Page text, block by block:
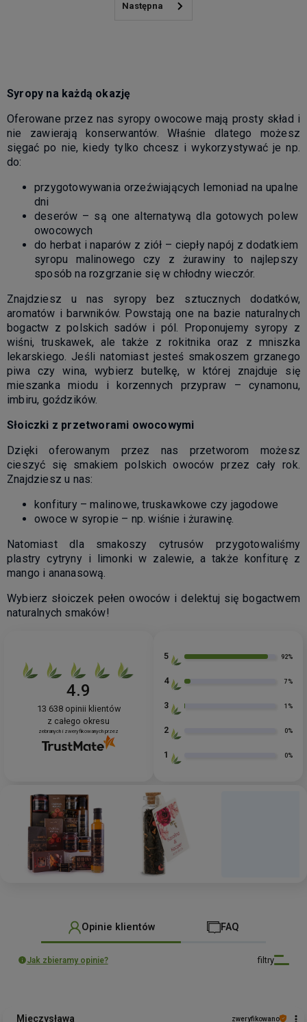
Syropy na każdą okazję
Oferowane przez nas syropy owocowe mają prosty skład i
nie zawierają konserwantów. Właśnie dlatego możesz
sięgać po nie, kiedy tylko chcesz i wykorzystywać je np.
do:
przygotowywania orzeźwiających lemoniad na upalne
dni
deserów – są one alternatywą dla gotowych polew
owocowych
do herbat i naparów z ziół – ciepły napój z dodatkiem
syropu malinowego czy z żurawiny to najlepszy
sposób na rozgrzanie się w chłodny wieczór.
Znajdziesz u nas syropy bez sztucznych dodatków,
aromatów i barwników. Powstają one na bazie naturalnych
bogactw z polskich sadów i pól. Proponujemy syropy z
wiśni, truskawek, ale także z rokitnika oraz z mniszka
lekarskiego. Jeśli natomiast jesteś smakoszem grzanego
piwa czy wina, wybierz butelkę, w której znajduje się
mieszanka miodu i korzennych przypraw – cynamonu,
imbiru, goździków.
Słoiczki z przetworami owocowymi
Dzięki oferowanym przez nas przetworom możesz
cieszyć się smakiem polskich owoców przez cały rok.
Znajdziesz u nas:
konfitury – malinowe, truskawkowe czy jagodowe
owoce w syropie – np. wiśnie i żurawinę.
Natomiast dla smakoszy cytrusów przygotowaliśmy
plastry cytryny i limonki w zalewie, a także konfiturę z
mango i ananasową.
Wybierz słoiczek pełen owoców i delektuj się bogactwem
naturalnych smaków!
4.9
13 638opinii klientów
z całego okresu
zebranych i zweryfikowanych przez
5 92%
4 7%
3 1%
2 0%
1 0%
Opinie klientów FAQ
filtry
Jak zbieramy opinie?
Mieczysława zweryfikowano